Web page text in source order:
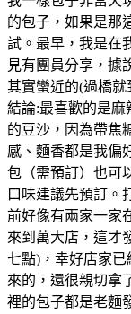
的包子，如果是那
試。最早，我是在
見有團員分享，據
其實蠻近的(過橋
結論:最喜歡的是
的豆沙，因為帶焦
感、麵香都是我偏
包（需預訂）也可
口味建議先預訂。
前好像有兩家一家
來到萬大店，這才
七點)，幸好店家
來的，還很親切拿
裡的包子都是老麵